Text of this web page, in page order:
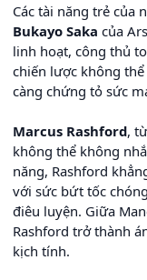
Các tài năng trẻ của
Bukayo Saka của
linh hoạt, công thủ
chiến lược không
càng chứng tỏ sức
Marcus Rashford,
không thể không
năng, Rashford
với sức bứt tốc
điêu luyện. Giữa
Rashford trở thành
kịch tính.